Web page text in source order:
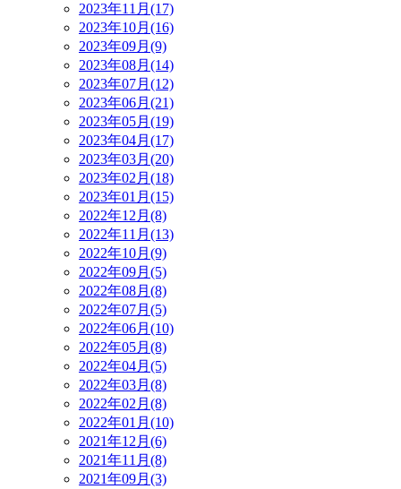
2023年11月(17)
2023年10月(16)
2023年09月(9)
2023年08月(14)
2023年07月(12)
2023年06月(21)
2023年05月(19)
2023年04月(17)
2023年03月(20)
2023年02月(18)
2023年01月(15)
2022年12月(8)
2022年11月(13)
2022年10月(9)
2022年09月(5)
2022年08月(8)
2022年07月(5)
2022年06月(10)
2022年05月(8)
2022年04月(5)
2022年03月(8)
2022年02月(8)
2022年01月(10)
2021年12月(6)
2021年11月(8)
2021年09月(3)